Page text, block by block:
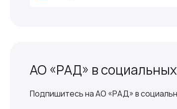
АО «РАД» в
Подпишитесь на АО «РАД» в